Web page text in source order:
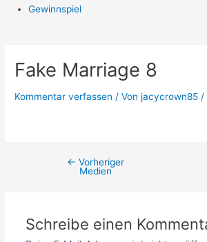
Gewinnspiel
Fake Marriage 8
Kommentar verfassen / Vonjacycrown85 /
← Vorheriger
Medien
Schreibe einen